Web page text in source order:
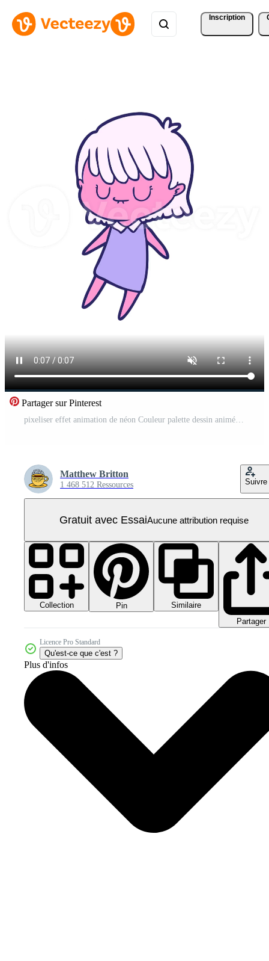
Inscription
Partager sur Pinterest
pixeliser effet animation de néon Couleur palette dessin animé de femme Vidéo Pro
Matthew Britton
1 468 512 Ressources Suivre
Gratuit avec EssaiAucune attribution requise
Collection Pin
Similaire
Partager
Licence Pro Standard
Qu'est-ce que c'est ?
Plus d'infos